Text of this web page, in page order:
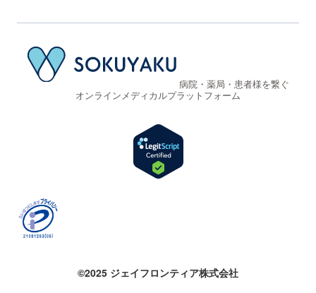
病院・薬局・患者様を繋ぐ
オンラインメディカルプラットフォーム
©2025 ジェイフロンティア株式会社